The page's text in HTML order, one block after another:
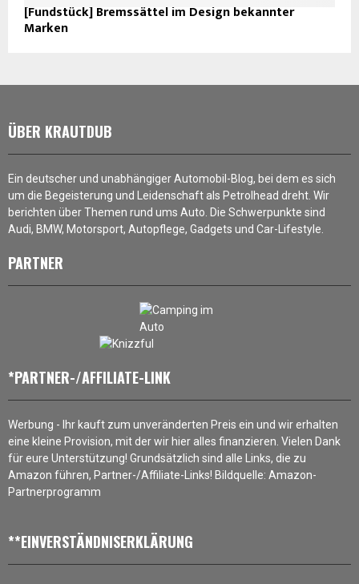
[Fundstück] Bremssättel im Design bekannter
Marken
ÜBER KRAUTDUB
Ein deutscher und unabhängiger Automobil-Blog, bei dem es sich
um die Begeisterung und Leidenschaft als Petrolhead dreht. Wir
berichten über Themen rund ums Auto. Die Schwerpunkte sind
Audi, BMW, Motorsport, Autopflege, Gadgets und Car-Lifestyle.
PARTNER
*PARTNER-/AFFILIATE-LINK
Werbung - Ihr kauft zum unveränderten Preis ein und wir erhalten
eine kleine Provision, mit der wir hier alles finanzieren. Vielen Dank
für eure Unterstützung! Grundsätzlich sind alle Links, die zu
Amazon führen, Partner-/Affiliate-Links! Bildquelle: Amazon-
Partnerprogramm
**EINVERSTÄNDNISERKLÄRUNG